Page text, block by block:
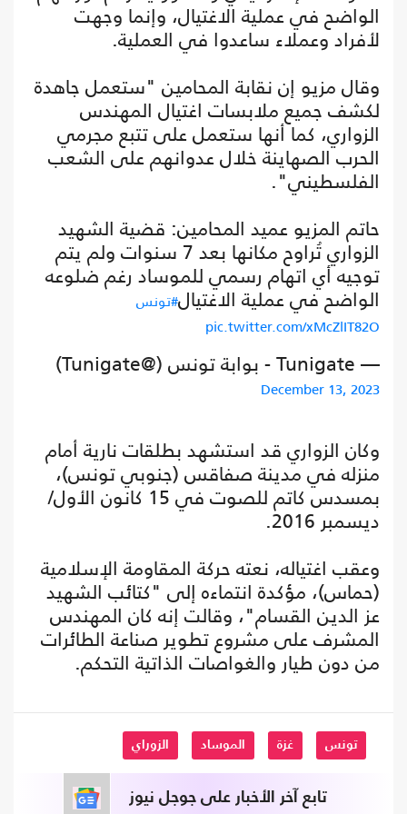
الواضح في عملية الاغتيال، وإنما وجهت
لأفراد وعملاء ساعدوا في العملية.
وقال مزيو إن نقابة المحامين "ستعمل جاهدة
لكشف جميع ملابسات اغتيال المهندس
الزواري، كما أنها ستعمل على تتبع مجرمي
الحرب الصهاينة خلال عدوانهم على الشعب
الفلسطيني".
حاتم المزيو عميد المحامين: قضية الشهيد
الزواري تُراوح مكانها بعد 7 سنوات ولم يتم
توجيه أي اتهام رسمي للموساد رغم ضلوعه
الواضح في عملية الاغتيال#تونس
pic.twitter.com/xMcZlIT82O
— Tunigate - بوابة تونس (@Tunigate)
December 13, 2023
وكان الزواري قد استشهد بطلقات نارية أمام
منزله في مدينة صفاقس (جنوبي تونس)،
بمسدس كاتم للصوت في 15 كانون الأول/
ديسمبر 2016.
وعقب اغتياله، نعته حركة المقاومة الإسلامية
(حماس)، مؤكدة انتماءه إلى "كتائب الشهيد
عز الدين القسام"، وقالت إنه كان المهندس
المشرف على مشروع تطوير صناعة الطائرات
من دون طيار والغواصات الذاتية التحكم.
تونس غزة الموساد الزوراي
تابع آخر الأخبار على جوجل نيوز